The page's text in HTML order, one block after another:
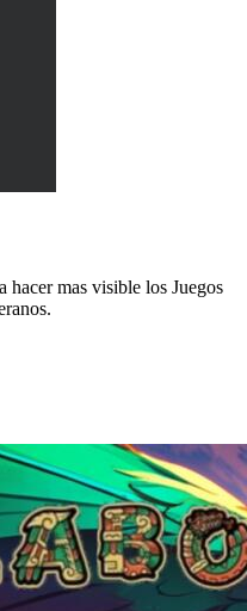
hacer mas visible los Juegos